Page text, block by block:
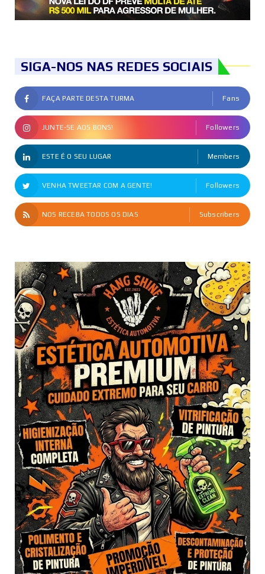
SIGA-NOS NAS REDES SOCIAIS
FAÇA PARTE DESTA TURMA Fans
JUNTE-SE AOS BONS! Followers
ESTE É O SEU LUGAR Members
VENHA TWEETAR COM A GENTE! Followers
NOS RECEBA TODOS OS DIAS Subscribers